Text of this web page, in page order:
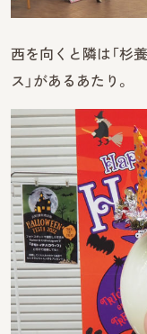
西を向くと隣は「杉
ス」があるあたり。